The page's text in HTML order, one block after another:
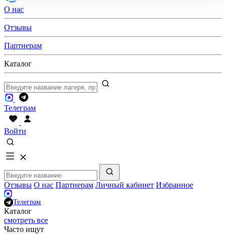
О нас
Отзывы
Партнерам
Каталог
Телеграм
Войти
Отзывы О нас Партнерам Личный кабинет Избранное
Телеграм
Каталог
смотреть все
Часто ищут